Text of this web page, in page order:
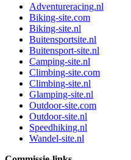
Adventureracing.nl
Biking-site.com
Biking-site.nl
Buitensportsite.nl
Buitensport-site.nl
Camping-site.nl
Climbing-site.com
Climbing-site.nl
Glamping-site.nl
Outdoor-site.com
Outdoor-site.nl
Speedhiking.nl
Wandel-site.nl